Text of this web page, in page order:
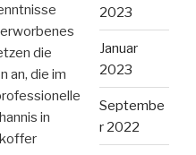
die
an, die im
in
2023
Januar
2023
Septembe
r 2022